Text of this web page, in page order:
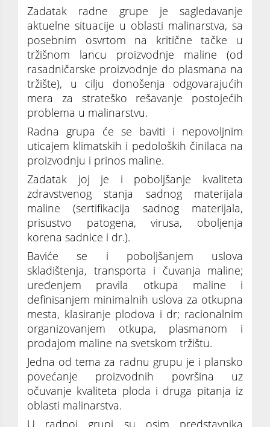
Zadatak radne grupe je sagledavanje
aktuelne situacije u oblasti malinarstva, sa
posebnim osvrtom na kritične tačke u
tržišnom lancu proizvodnje maline (od
rasadničarske proizvodnje do plasmana na
tržište), u cilju donošenja odgovarajućih
mera za strateško rešavanje postojećih
problema u malinarstvu.
Radna grupa će se baviti i nepovoljnim
uticajem klimatskih i pedoloških činilaca na
proizvodnju i prinos maline.
Zadatak joj je i poboljšanje kvaliteta
zdravstvenog stanja sadnog materijala
maline (sertifikacija sadnog materijala,
prisustvo patogena, virusa, oboljenja
korena sadnice i dr.).
Baviće se i poboljšanjem uslova
skladištenja, transporta i čuvanja maline;
uređenjem pravila otkupa maline i
definisanjem minimalnih uslova za otkupna
mesta, klasiranje plodova i dr; racionalnim
organizovanjem otkupa, plasmanom i
prodajom maline na svetskom tržištu.
Jedna od tema za radnu grupu je i plansko
povećanje proizvodnih površina uz
očuvanje kvaliteta ploda i druga pitanja iz
oblasti malinarstva.
U radnoj grupi su osim predstavnika